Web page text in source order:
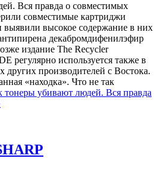
Вся правда о совместимых
совместимые картриджи
высокое содержание в них
декабромдифенилэфир
издание The Recycler
регулярно используется также в
других производителей с Востока.
«находка». Что не так
тонеры убивают людей. Вся правда